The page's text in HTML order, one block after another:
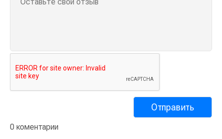
0 коментарии